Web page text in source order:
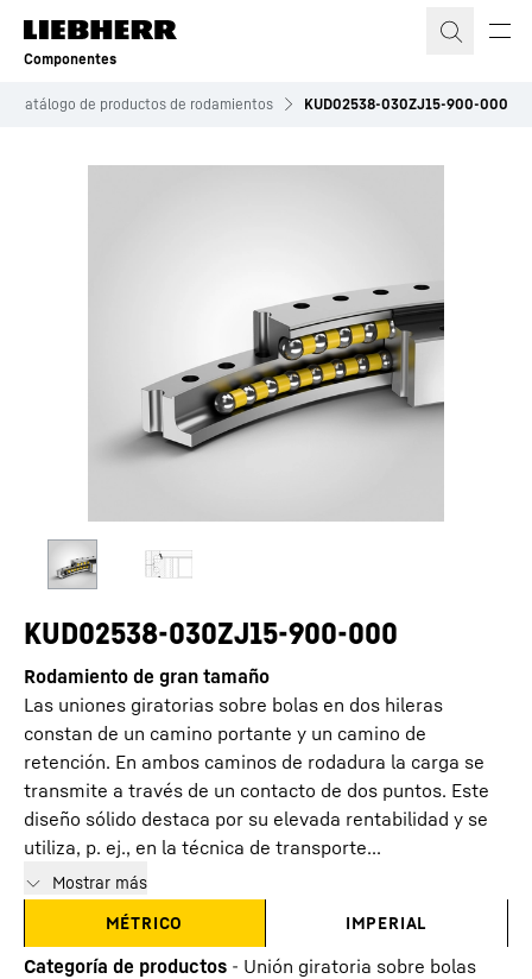
Componentes
Catálogo de productos de rodamientos KUD02538-030ZJ15-900-000
KUD02538-030ZJ15-900-000
Rodamiento de gran tamaño
Las uniones giratorias sobre bolas en dos hileras
constan de un camino portante y un camino de
retención. En ambos caminos de rodadura la carga se
transmite a través de un contacto de dos puntos. Este
diseño sólido destaca por su elevada rentabilidad y se
utiliza, p. ej., en la técnica de transporte...
Mostrar más
MÉTRICO
IMPERIAL
Categoría de productos - Unión giratoria sobre bolas